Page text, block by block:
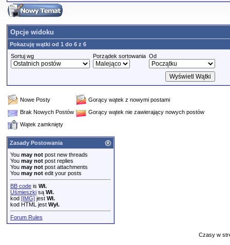
Opcje widoku
Pokazuję wątki od 1 do 6 z 6
Sortuj wg
Porządek sortowania Od
Nowe Posty
Gorący wątek z nowymi postami
Brak Nowych Postów
Gorący wątek nie zawierający nowych postów
Wątek zamknięty
Zasady Postowania
You may not post new threads
You may not post replies
You may not post attachments
You may not edit your posts
BB code is Wł.
Uśmieszki są Wł.
kod [IMG] jest Wł.
kod HTML jest Wył.
Forum Rules
Czasy w